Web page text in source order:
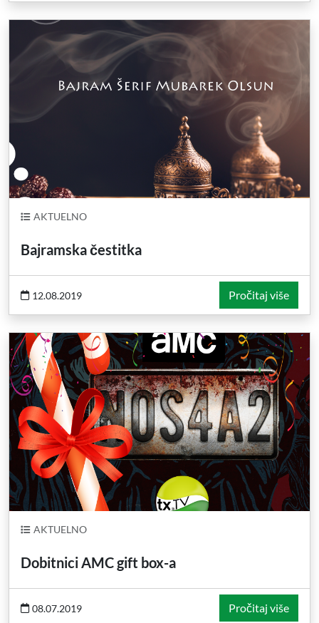
AKTUELNO
Bajramska čestitka
12.08.2019 Pročitaj više
AKTUELNO
Dobitnici AMC gift box-a
08.07.2019 Pročitaj više